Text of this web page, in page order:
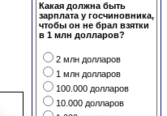
Какая должна быть
зарплата у госчиновника,
чтобы он не брал взятки
в 1 млн долларов?
2 млн долларов
1 млн долларов
100.000 долларов
10.000 долларов